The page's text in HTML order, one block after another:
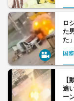
ロ
た
た
国際
【
追
ー